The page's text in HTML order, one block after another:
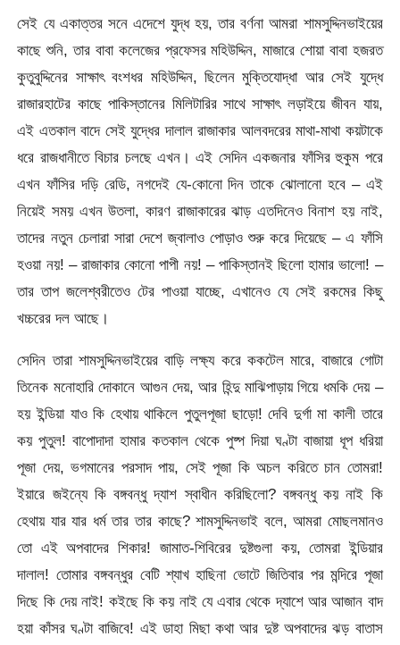
সেই যে একাত্তর সনে এদেশে যুদ্ধ হয়, তার বর্ণনা আমরা শামসুদ্দিনভাইয়ের
কাছে শুনি, তার বাবা কলেজের প্রফেসর মহিউদ্দিন, মাজারে শোয়া বাবা হজরত
কুতুবুদ্দিনের সাক্ষাৎ বংশধর মহিউদ্দিন, ছিলেন মুক্তিযোদ্ধা আর সেই যুদ্ধে
রাজারহাটের কাছে পাকিস্তানের মিলিটারির সাথে সাক্ষাৎ লড়াইয়ে জীবন যায়,
এই এতকাল বাদে সেই যুদ্ধের দালাল রাজাকার আলবদরের মাথা-মাথা কয়টাকে
ধরে রাজধানীতে বিচার চলছে এখন। এই সেদিন একজনার ফাঁসির হুকুম পরে
এখন ফাঁসির দড়ি রেডি, নগদেই যে-কোনো দিন তাকে ঝোলানো হবে – এই
নিয়েই সময় এখন উতলা, কারণ রাজাকারের ঝাড় এতদিনেও বিনাশ হয় নাই,
তাদের নতুন চেলারা সারা দেশে জ্বালাও পোড়াও শুরু করে দিয়েছে – এ ফাঁসি
হওয়া নয়! – রাজাকার কোনো পাপী নয়! – পাকিস্তানই ছিলো হামার ভালো! –
তার তাপ জলেশ্বরীতেও টের পাওয়া যাচ্ছে, এখানেও যে সেই রকমের কিছু
খচ্চরের দল আছে।
সেদিন তারা শামসুদ্দিনভাইয়ের বাড়ি লক্ষ্য করে ককটেল মারে, বাজারে গোটা
তিনেক মনোহারি দোকানে আগুন দেয়, আর হিন্দু মাঝিপাড়ায় গিয়ে ধমকি দেয় –
হয় ইন্ডিয়া যাও কি হেথায় থাকিলে পুতুলপূজা ছাড়ো! দেবি দুর্গা মা কালী তারে
কয় পুতুল! বাপোদাদা হামার কতকাল থেকে পুষ্প দিয়া ঘণ্টা বাজায়া ধূপ ধরিয়া
পূজা দেয়, ভগমানের পরসাদ পায়, সেই পূজা কি অচল করিতে চান তোমরা!
ইয়ারে জইন্যে কি বঙ্গবন্ধু দ্যাশ স্বাধীন করিছিলো? বঙ্গবন্ধু কয় নাই কি
হেথায় যার যার ধর্ম তার তার কাছে? শামসুদ্দিনভাই বলে, আমরা মোছলমানও
তো এই অপবাদের শিকার! জামাত-শিবিরের দুষ্টগুলা কয়, তোমরা ইন্ডিয়ার
দালাল! তোমার বঙ্গবন্ধুর বেটি শ্যাখ হাছিনা ভোটে জিতিবার পর মন্দিরে পূজা
দিছে কি দেয় নাই! কইছে কি কয় নাই যে এবার থেকে দ্যাশে আর আজান বাদ
হয়া কাঁসর ঘণ্টা বাজিবে! এই ডাহা মিছা কথা আর দুষ্ট অপবাদের ঝড় বাতাস